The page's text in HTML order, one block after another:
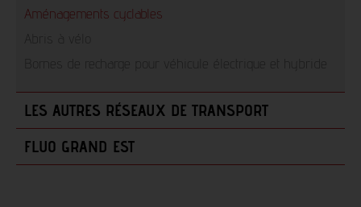
Aménagements cyclables
LES AUTRES RÉSEAUX DE TRANSPORT
FLUO GRAND EST